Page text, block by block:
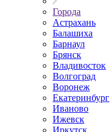
Города
Астрахань
Балашиха
Барнаул
Брянск
Владивосток
Волгоград
Воронеж
Екатеринбург
Иваново
Ижевск
Иркутск